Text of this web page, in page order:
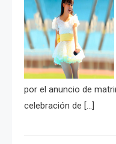
por el anuncio de
celebración de […]